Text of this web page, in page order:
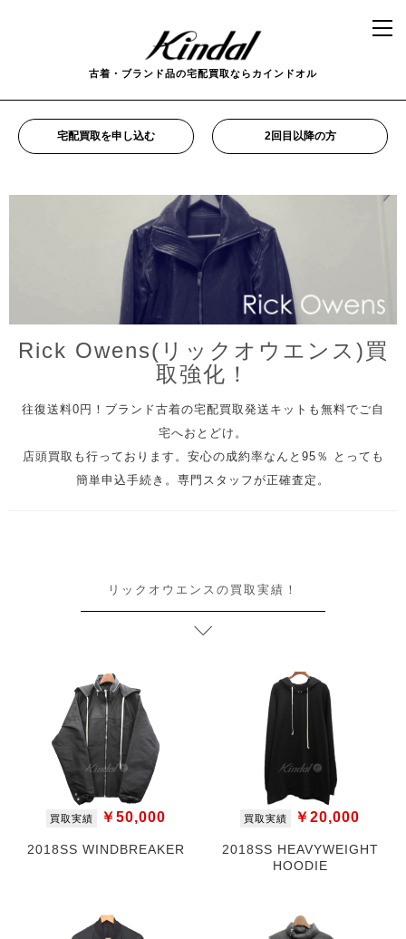
古着・ブランド品の宅配買取ならカインドオル
宅配買取を申し込む 2回目以降の方
Rick Owens(リックオウエンス)買
取強化！
往復送料0円！ブランド古着の宅配買取発送キットも無料でご自
宅へおとどけ。
店頭買取も行っております。安心の成約率なんと95％ とっても
簡単申込手続き。専門スタッフが正確査定。
リックオウエンスの買取実績！
買取実績 ￥50,000
2018SS WINDBREAKER
買取実績 ￥20,000
2018SS HEAVYWEIGHT
HOODIE